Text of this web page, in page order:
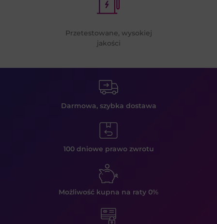
Przetestowane, wysokiej
jakości
Darmowa, szybka dostawa
100 dniowe prawo zwrotu
Możliwość kupna na raty 0%